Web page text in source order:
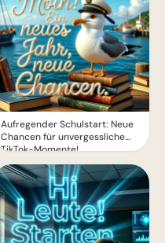
Aufregender Schulstart: Neue
Chancen für unvergessliche
TikTok-Momente!